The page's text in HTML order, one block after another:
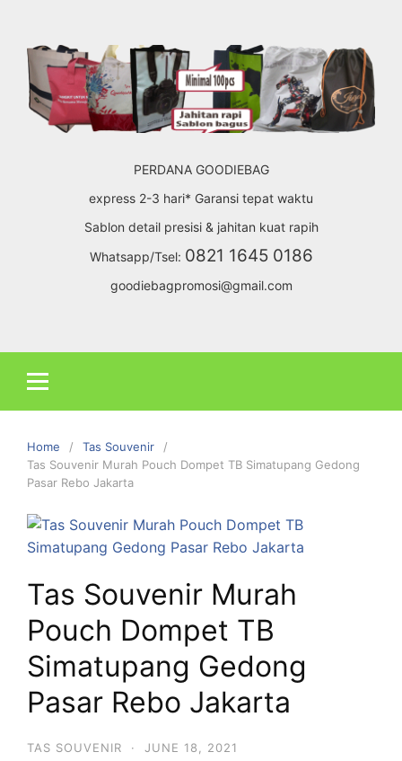
content
PERDANA GOODIEBAG
express 2-3 hari* Garansi tepat waktu
Sablon detail presisi & jahitan kuat rapih
Whatsapp/Tsel: 0821 1645 0186
goodiebagpromosi@gmail.com
Home
Tas Souvenir
Tas Souvenir Murah Pouch Dompet TB Simatupang Gedong
Pasar Rebo Jakarta
Tas Souvenir Murah
Pouch Dompet TB
Simatupang Gedong
Pasar Rebo Jakarta
TAS SOUVENIR · JUNE 18, 2021